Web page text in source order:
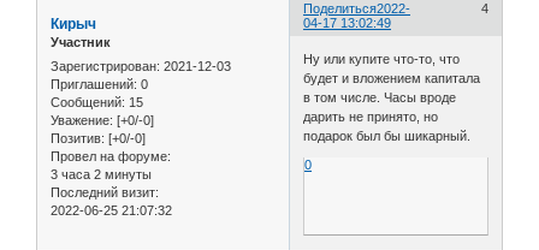
Поделиться 4
2022-
04-17 13:02:49
Кирыч
Участник
Зарегистрирован: 2021-12-03
Приглашений: 0
Сообщений: 15
Уважение: [+0/-0]
Позитив: [+0/-0]
Провел на форуме:
3 часа 2 минуты
Последний визит:
2022-06-25 21:07:32
Ну или купите что-то, что
будет и вложением капитала
в том числе. Часы вроде
дарить не принято, но
подарок был бы шикарный.
0